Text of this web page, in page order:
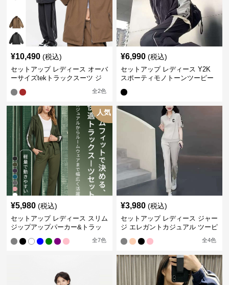
¥10,490 (税込)
セットアップ レディース オーバ
ーサイズtekトラックスーツ ジ
全2色
¥6,990 (税込)
セットアップ レディース Y2K
スポーティモノトーンツーピー
人気
¥5,980 (税込)
セットアップ レディース スリム
ジップアップパーカー&トラッ
全7色
¥3,980 (税込)
セットアップ レディース ジャー
ジ エレガントカジュアル ツーピ
全4色